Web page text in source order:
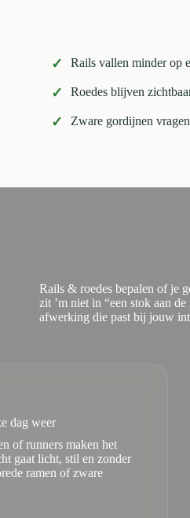
✓ Rails vallen minder op
✓ Roedes blijven
✓ Zware gordijnen
Rails & roedes bepalen of je
zit ’m niet in “een stok aan
afwerking die past bij jouw
dag weer
of runners maken het
gaat licht, stil en zonder
ramen of zware